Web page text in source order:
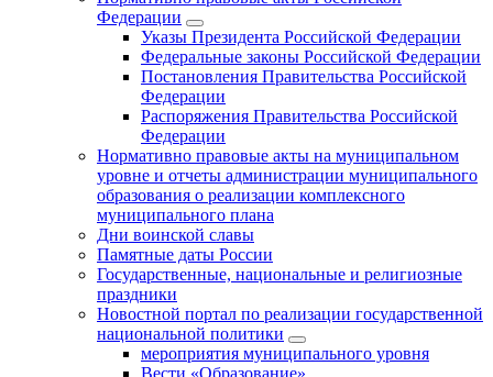
Федерации
Указы Президента Российской Федерации
Федеральные законы Российской Федерации
Постановления Правительства Российской
Федерации
Распоряжения Правительства Российской
Федерации
Нормативно правовые акты на муниципальном
уровне и отчеты администрации муниципального
образования о реализации комплексного
муниципального плана
Дни воинской славы
Памятные даты России
Государственные, национальные и религиозные
праздники
Новостной портал по реализации государственной
национальной политики
мероприятия муниципального уровня
Вести «Образование»